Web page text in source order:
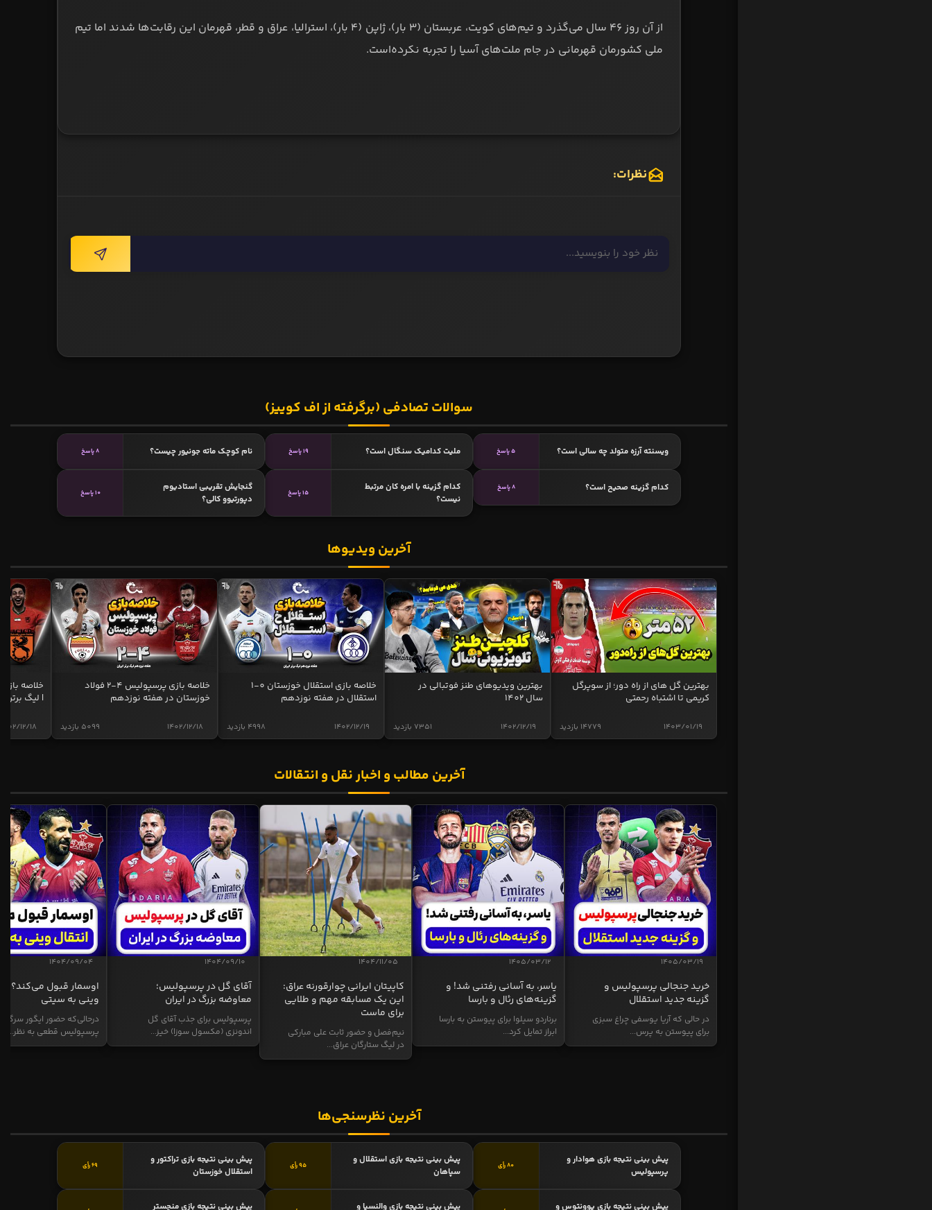
از آن روز ۴۶ سال می‌گذرد و تیم‌های کویت، عربستان (۳ بار)، ژاپن (۴ بار)، استرالیا، عراق و قطر، قهرمان این رقابت‌ها شدند اما تیم
ملی کشورمان قهرمانی در جام ملت‌های آسیا را تجربه نکرده‌است.
نظرات:
سوالات تصادفی (برگرفته از اف کوییز)
ویسنته آرزه متولد چه سالی است؟ 5 پاسخ ملیت کدامیک سنگال است؟ 19 پاسخ نام کوچک ماته جونیور چیست؟ 8 پاسخ
کدام گزینه صحیح است؟ 8 پاسخ
کدام گزینه با امره کان مرتبط
نیست؟
15 پاسخ
گنجایش تقریبی استادیوم
دپورتیوو کالی؟
10 پاسخ
آخرین ویدیوها
بهترین گل های از راه دور؛ از سوپرگل
کریمی تا اشتباه رحمتی
14779 بازدید 1403/01/19
بهترین ویدیوهای طنز فوتبالی در
سال 1402
7351 بازدید 1402/12/19
خلاصه بازی استقلال خوزستان 0-1
استقلال در هفته نوزدهم
4998 بازدید 1402/12/19
خلاصه بازی پرسپولیس 4-2 فولاد
خوزستان در هفته نوزدهم
5099 بازدید 1402/12/18
| لیگ برتر
1402/12/18
آخرین مطالب و اخبار نقل و انتقالات
1405/03/19
خرید جنجالی پرسپولیس و
گزینه جدید استقلال
در حالی که آریا یوسفی چراغ سبزی
برای پیوستن به پرس...
1405/03/12
یاسر، به آسانی رفتنی شد! و
گزینه‌های رئال و بارسا
برناردو سیلوا برای پیوستن به بارسا
ابراز تمایل کرد...
1404/11/05
کاپیتان ایرانی چوارقورنه عراق:
این یک مسابقه مهم و طلایی
برای ماست
نیم‌فصل و حضور ثابت علی مبارکی
در لیگ ستارگان عراق...
1404/09/10
آقای گل در پرسپولیس؛
معاوضه بزرگ در ایران
پرسپولیس برای جذب آقای گل
اندونزی (مکسول سوزا) خیز...
1404/09/04
اوسمار قبول می‌کند؟
وینی به سیتی
درحالی‌که حضور ایگور
پرسپولیس قطعی به نظر...
آخرین نظرسنجی‌ها
پیش بینی نتیجه بازی هوادار و
پرسپولیس
80 رأی
پیش بینی نتیجه بازی استقلال و
سپاهان
95 رأی
پیش بینی نتیجه بازی تراکتور و
استقلال خوزستان
69 رأی
پیش بینی نتیجه بازی یوونتوس و پیش بینی نتیجه بازی والنسیا و پیش بینی نتیجه بازی منچستر